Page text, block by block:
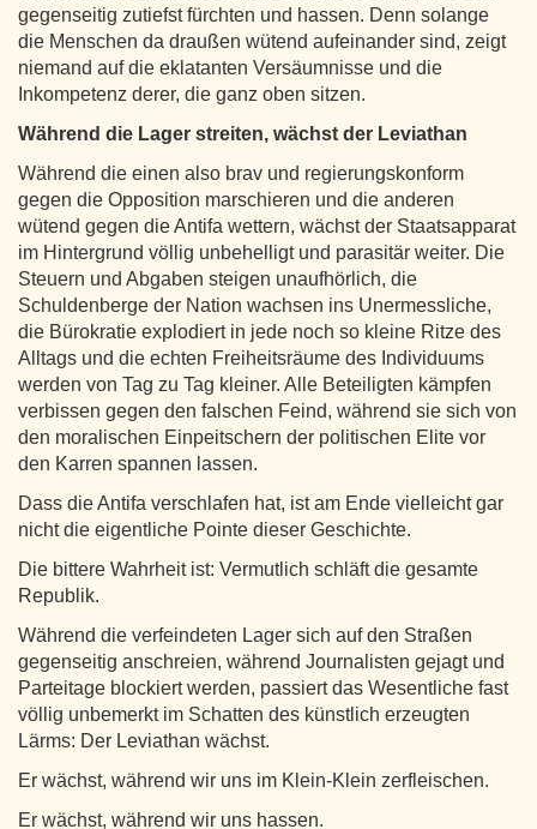
gegenseitig zutiefst fürchten und hassen. Denn solange
die Menschen da draußen wütend aufeinander sind, zeigt
niemand auf die eklatanten Versäumnisse und die
Inkompetenz derer, die ganz oben sitzen.
Während die Lager streiten, wächst der Leviathan
Während die einen also brav und regierungskonform
gegen die Opposition marschieren und die anderen
wütend gegen die Antifa wettern, wächst der Staatsapparat
im Hintergrund völlig unbehelligt und parasitär weiter. Die
Steuern und Abgaben steigen unaufhörlich, die
Schuldenberge der Nation wachsen ins Unermessliche,
die Bürokratie explodiert in jede noch so kleine Ritze des
Alltags und die echten Freiheitsräume des Individuums
werden von Tag zu Tag kleiner. Alle Beteiligten kämpfen
verbissen gegen den falschen Feind, während sie sich von
den moralischen Einpeitschern der politischen Elite vor
den Karren spannen lassen.
Dass die Antifa verschlafen hat, ist am Ende vielleicht gar
nicht die eigentliche Pointe dieser Geschichte.
Die bittere Wahrheit ist: Vermutlich schläft die gesamte
Republik.
Während die verfeindeten Lager sich auf den Straßen
gegenseitig anschreien, während Journalisten gejagt und
Parteitage blockiert werden, passiert das Wesentliche fast
völlig unbemerkt im Schatten des künstlich erzeugten
Lärms: Der Leviathan wächst.
Er wächst, während wir uns im Klein-Klein zerfleischen.
Er wächst, während wir uns hassen.